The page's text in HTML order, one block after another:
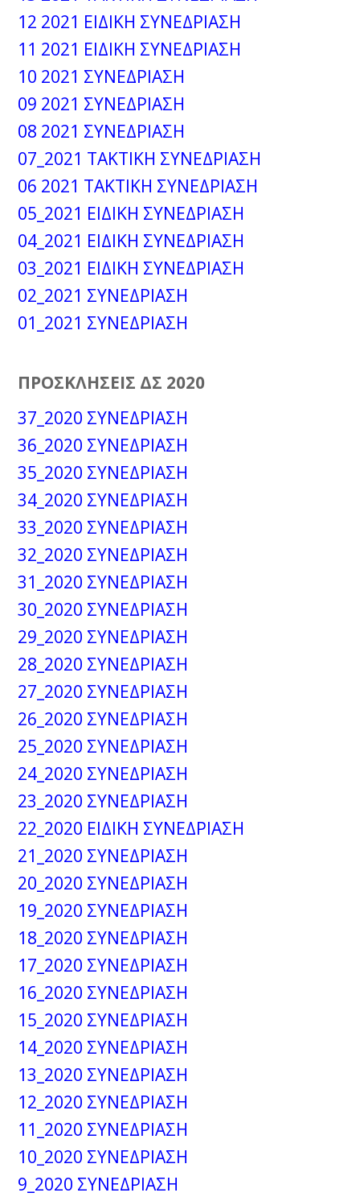
12 2021 ΕΙΔΙΚΗ ΣΥΝΕΔΡΙΑΣΗ
11 2021 ΕΙΔΙΚΗ ΣΥΝΕΔΡΙΑΣΗ
10 2021 ΣΥΝΕΔΡΙΑΣΗ
09 2021 ΣΥΝΕΔΡΙΑΣΗ
08 2021 ΣΥΝΕΔΡΙΑΣΗ
07_2021 ΤΑΚΤΙΚΗ ΣΥΝΕΔΡΙΑΣΗ
06 2021 ΤΑΚΤΙΚΗ ΣΥΝΕΔΡΙΑΣΗ
05_2021 ΕΙΔΙΚΗ ΣΥΝΕΔΡΙΑΣΗ
04_2021 ΕΙΔΙΚΗ ΣΥΝΕΔΡΙΑΣΗ
03_2021 ΕΙΔΙΚΗ ΣΥΝΕΔΡΙΑΣΗ
02_2021 ΣΥΝΕΔΡΙΑΣΗ
01_2021 ΣΥΝΕΔΡΙΑΣΗ
ΠΡΟΣΚΛΗΣΕΙΣ ΔΣ 2020
37_2020 ΣΥΝΕΔΡΙΑΣΗ
36_2020 ΣΥΝΕΔΡΙΑΣΗ
35_2020 ΣΥΝΕΔΡΙΑΣΗ
34_2020 ΣΥΝΕΔΡΙΑΣΗ
33_2020 ΣΥΝΕΔΡΙΑΣΗ
32_2020 ΣΥΝΕΔΡΙΑΣΗ
31_2020 ΣΥΝΕΔΡΙΑΣΗ
30_2020 ΣΥΝΕΔΡΙΑΣΗ
29_2020 ΣΥΝΕΔΡΙΑΣΗ
28_2020 ΣΥΝΕΔΡΙΑΣΗ
27_2020 ΣΥΝΕΔΡΙΑΣΗ
26_2020 ΣΥΝΕΔΡΙΑΣΗ
25_2020 ΣΥΝΕΔΡΙΑΣΗ
24_2020 ΣΥΝΕΔΡΙΑΣΗ
23_2020 ΣΥΝΕΔΡΙΑΣΗ
22_2020 ΕΙΔΙΚΗ ΣΥΝΕΔΡΙΑΣΗ
21_2020 ΣΥΝΕΔΡΙΑΣΗ
20_2020 ΣΥΝΕΔΡΙΑΣΗ
19_2020 ΣΥΝΕΔΡΙΑΣΗ
18_2020 ΣΥΝΕΔΡΙΑΣΗ
17_2020 ΣΥΝΕΔΡΙΑΣΗ
16_2020 ΣΥΝΕΔΡΙΑΣΗ
15_2020 ΣΥΝΕΔΡΙΑΣΗ
14_2020 ΣΥΝΕΔΡΙΑΣΗ
13_2020 ΣΥΝΕΔΡΙΑΣΗ
12_2020 ΣΥΝΕΔΡΙΑΣΗ
11_2020 ΣΥΝΕΔΡΙΑΣΗ
10_2020 ΣΥΝΕΔΡΙΑΣΗ
9_2020 ΣΥΝΕΔΡΙΑΣΗ